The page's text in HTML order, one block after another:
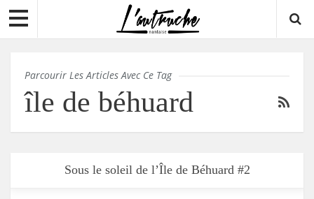
Parcourir Les Articles Avec Ce Tag
île de béhuard
Sous le soleil de l’Île de Béhuard #2